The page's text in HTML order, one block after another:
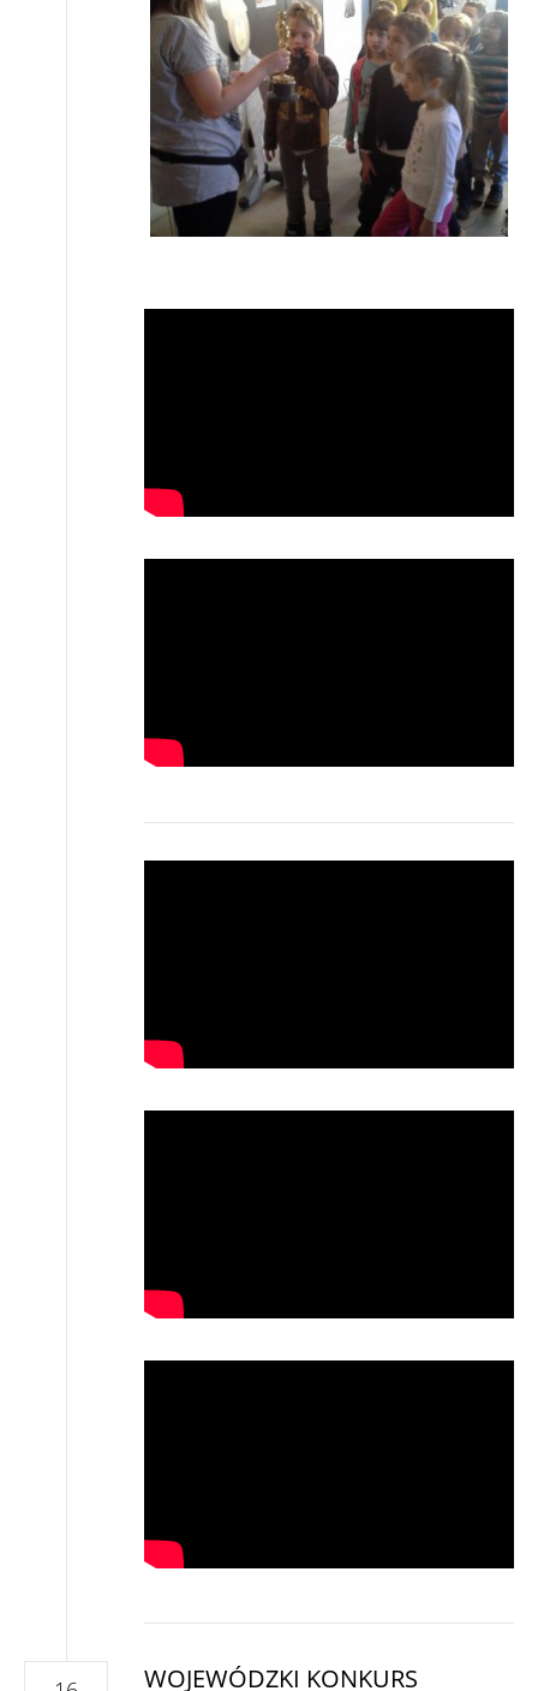
WOJEWÓDZKI KONKURS